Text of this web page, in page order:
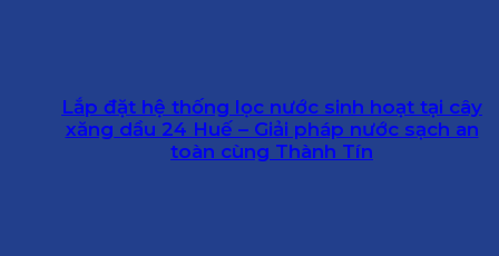
Lắp đặt hệ thống lọc nước sinh hoạt tại cây
xăng dầu 24 Huế – Giải pháp nước sạch an
toàn cùng Thành Tín